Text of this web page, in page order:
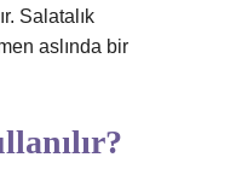
Salatalık
aslında bir